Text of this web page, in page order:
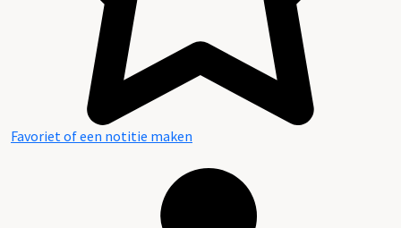
Favoriet of een notitie maken